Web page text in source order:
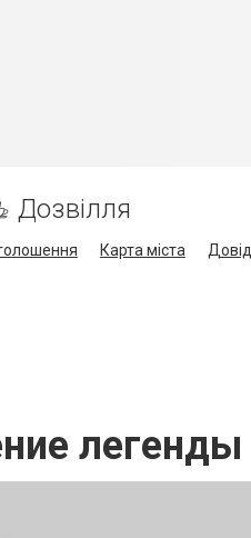
Дозвілля
Карта міста
легенды